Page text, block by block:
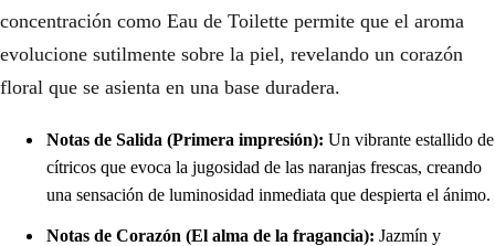
concentración como Eau de Toilette permite que el aroma
evolucione sutilmente sobre la piel, revelando un corazón
floral que se asienta en una base duradera.
Notas de Salida (Primera impresión): Un vibrante estallido de
cítricos que evoca la jugosidad de las naranjas frescas, creando
una sensación de luminosidad inmediata que despierta el ánimo.
Notas de Corazón (El alma de la fragancia): Jazmín y